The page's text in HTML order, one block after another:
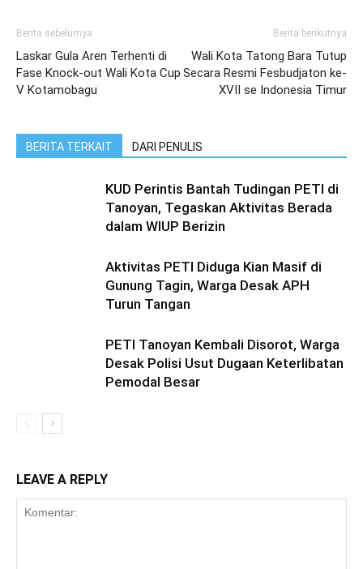
Berita sebelumya
Laskar Gula Aren Terhenti di
Fase Knock-out Wali Kota Cup
V Kotamobagu
Berita berikutnya
Wali Kota Tatong Bara Tutup
Secara Resmi Fesbudjaton ke-
XVII se Indonesia Timur
BERITA TERKAIT DARI PENULIS
KUD Perintis Bantah Tudingan PETI di
Tanoyan, Tegaskan Aktivitas Berada
dalam WIUP Berizin
Aktivitas PETI Diduga Kian Masif di
Gunung Tagin, Warga Desak APH
Turun Tangan
PETI Tanoyan Kembali Disorot, Warga
Desak Polisi Usut Dugaan Keterlibatan
Pemodal Besar
LEAVE A REPLY